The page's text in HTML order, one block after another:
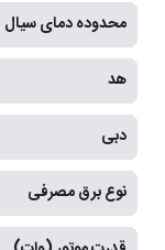
محدوده دمای سیال
هد
دبی
نوع برق مصرفی